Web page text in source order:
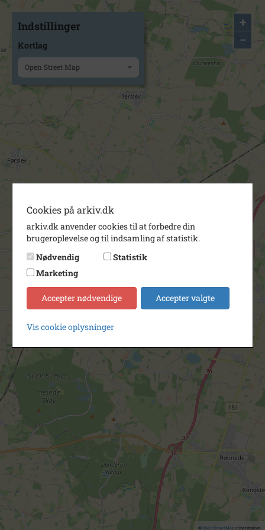
+
−
© OpenStreetMapcontributors.
Indstillinger
Kortlag
Open Street Map
Cookies på arkiv.dk
arkiv.dk anvender cookies til at forbedre din
brugeroplevelse og til indsamling af statistik.
Nødvendig
Statistik
Marketing
Accepter nødvendige Accepter valgte
Vis cookie oplysninger